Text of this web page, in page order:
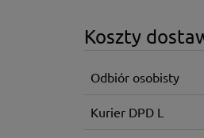
Koszty
Odbiór osobisty
Kurier DPD L